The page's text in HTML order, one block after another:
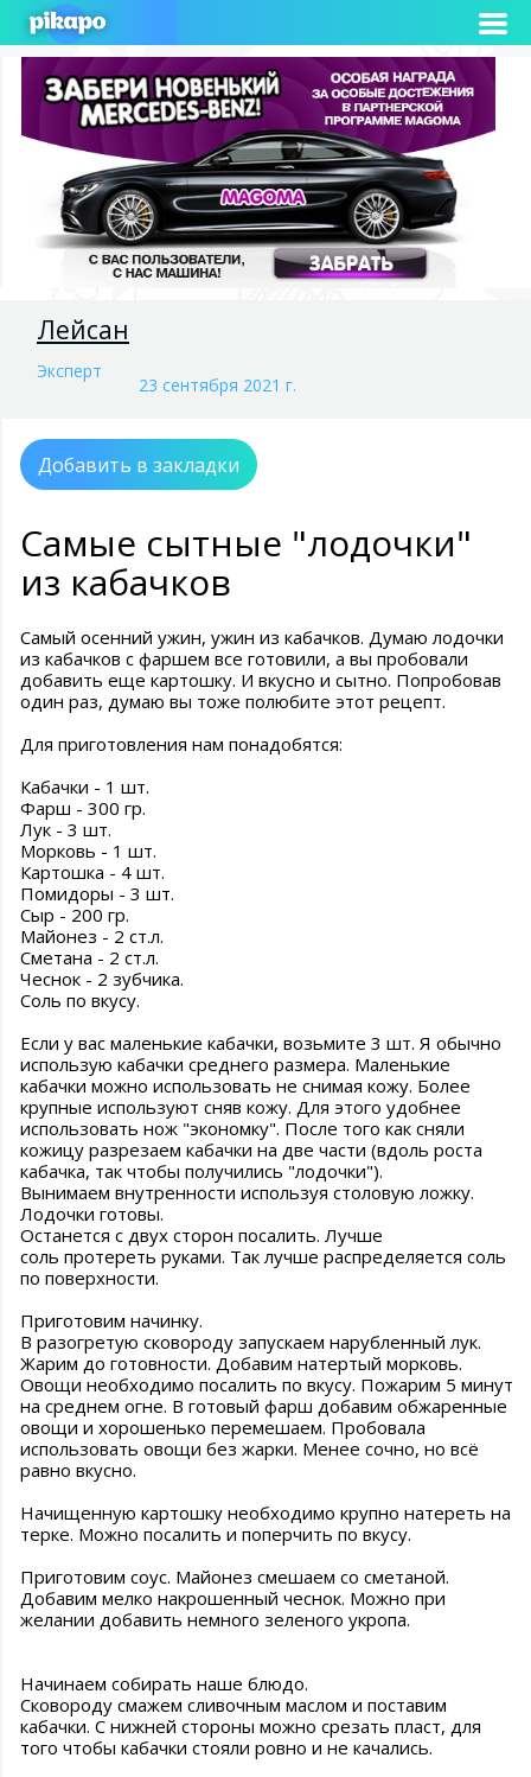
Лейсан
Эксперт
23 сентября 2021 г.
Добавить в закладки
Самые сытные "лодочки"
из кабачков
Самый осенний ужин, ужин из кабачков. Думаю лодочки
из кабачков с фаршем все готовили, а вы пробовали
добавить еще картошку. И вкусно и сытно. Попробовав
один раз, думаю вы тоже полюбите этот рецепт.
Для приготовления нам понадобятся:
Кабачки - 1 шт.
Фарш - 300 гр.
Лук - 3 шт.
Морковь - 1 шт.
Картошка - 4 шт.
Помидоры - 3 шт.
Сыр - 200 гр.
Майонез - 2 ст.л.
Сметана - 2 ст.л.
Чеснок - 2 зубчика.
Соль по вкусу.
Если у вас маленькие кабачки, возьмите 3 шт. Я обычно
использую кабачки среднего размера. Маленькие
кабачки можно использовать не снимая кожу. Более
крупные используют сняв кожу. Для этого удобнее
использовать нож "экономку". После того как сняли
кожицу разрезаем кабачки на две части (вдоль роста
кабачка, так чтобы получились "лодочки").
Вынимаем внутренности используя столовую ложку.
Лодочки готовы.
Останется с двух сторон посалить. Лучше
соль протереть руками. Так лучше распределяется соль
по поверхности.
Приготовим начинку.
В разогретую сковороду запускаем нарубленный лук.
Жарим до готовности. Добавим натертый морковь.
Овощи необходимо посалить по вкусу. Пожарим 5 минут
на среднем огне. В готовый фарш добавим обжаренные
овощи и хорошенько перемешаем. Пробовала
использовать овощи без жарки. Менее сочно, но всё
равно вкусно.
Начищенную картошку необходимо крупно натереть на
терке. Можно посалить и поперчить по вкусу.
Приготовим соус. Майонез смешаем со сметаной.
Добавим мелко накрошенный чеснок. Можно при
желании добавить немного зеленого укропа.
Начинаем собирать наше блюдо.
Сковороду смажем сливочным маслом и поставим
кабачки. С нижней стороны можно срезать пласт, для
того чтобы кабачки стояли ровно и не качались.